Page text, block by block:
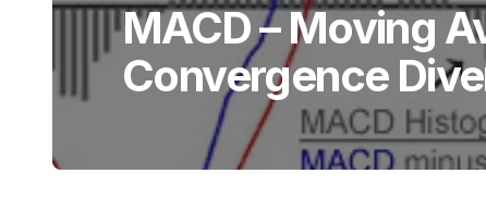
MACD – Moving
Convergence